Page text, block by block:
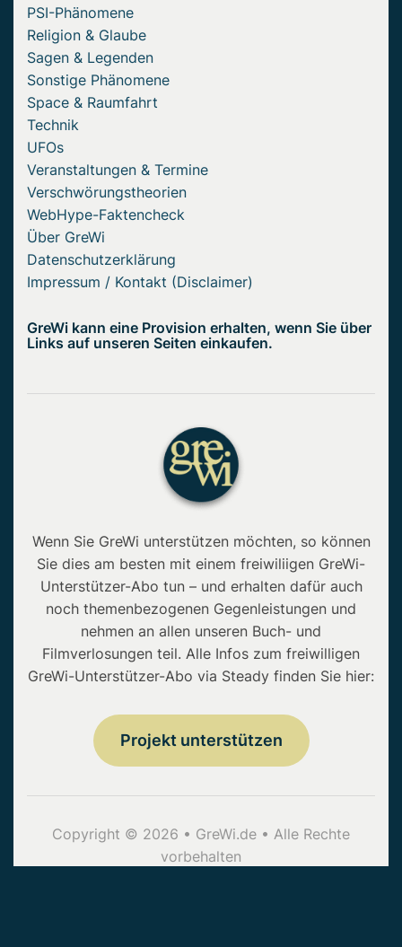
PSI-Phänomene
Religion & Glaube
Sagen & Legenden
Sonstige Phänomene
Space & Raumfahrt
Technik
UFOs
Veranstaltungen & Termine
Verschwörungstheorien
WebHype-Faktencheck
Über GreWi
Datenschutzerklärung
Impressum / Kontakt (Disclaimer)
GreWi kann eine Provision erhalten, wenn Sie über
Links auf unseren Seiten einkaufen.
Wenn Sie GreWi unterstützen möchten, so können
Sie dies am besten mit einem freiwiliigen GreWi-
Unterstützer-Abo tun – und erhalten dafür auch
noch themenbezogenen Gegenleistungen und
nehmen an allen unseren Buch- und
Filmverlosungen teil. Alle Infos zum freiwilligen
GreWi-Unterstützer-Abo via Steady finden Sie hier:
Projekt unterstützen
Copyright © 2026 • GreWi.de • Alle Rechte
vorbehalten